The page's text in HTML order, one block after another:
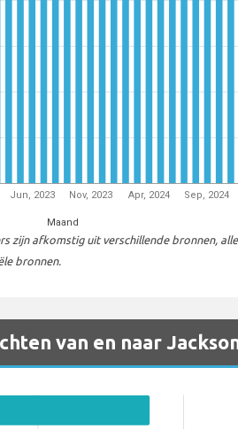
Jun, 2023 Nov, 2023 Apr, 2024 Sep, 2024
Maand
zijn afkomstig uit verschillende bronnen,
bronnen.
van en naar